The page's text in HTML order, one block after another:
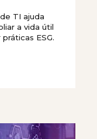
TI ajuda
a vida útil
ESG.